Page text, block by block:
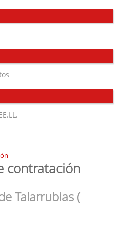
contratación
Talarrubias (